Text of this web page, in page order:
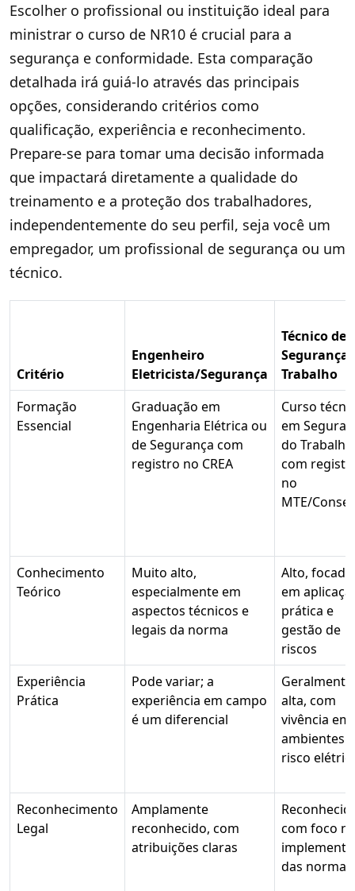
Escolher o profissional ou instituição ideal para
ministrar o curso de NR10 é crucial para a
segurança e conformidade. Esta comparação
detalhada irá guiá-lo através das principais
opções, considerando critérios como
qualificação, experiência e reconhecimento.
Prepare-se para tomar uma decisão informada
que impactará diretamente a qualidade do
treinamento e a proteção dos trabalhadores,
independentemente do seu perfil, seja você um
empregador, um profissional de segurança ou um
técnico.
Critério
Engenheiro
Eletricista/Segurança
Técnico de
Segurança
Trabalho
Formação
Essencial
Graduação em
Engenharia Elétrica ou
de Segurança com
registro no CREA
Curso
em
do Trabalho
com
no
MTE/
Conhecimento
Teórico
Muito alto,
especialmente em
aspectos técnicos e
legais da norma
Alto, focado
em
prática e
gestão de
riscos
Experiência
Prática
Pode variar; a
experiência em campo
é um diferencial
Geralmente
alta, com
vivência em
ambientes
risco
Reconhecimento
Legal
Amplamente
reconhecido, com
atribuições claras
com foco na
das normas